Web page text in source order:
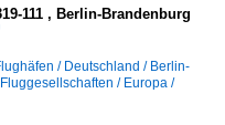
111 , Berlin-Brandenburg
/ Deutschland / Berlin-
Fluggesellschaften / Europa /